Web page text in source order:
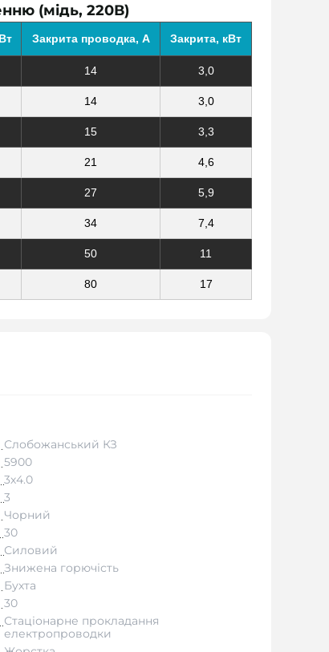
(мідь, 220В)
Закрита проводка, А Закрита, кВт
14 3,0
14 3,0
15 3,3
21 4,6
27 5,9
34 7,4
50 11
80 17
Слобожанський КЗ
5900
3х4.0
3
Чорний
30
Силовий
Знижена горючість
Бухта
30
Стаціонарне прокладання
електропроводки